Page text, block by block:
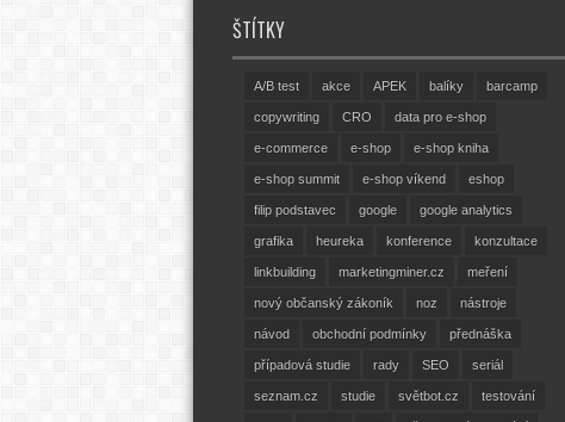
ŠTÍTKY
A/B test akce APEK balíky barcamp
copywriting CRO data pro e-shop
e-commerce e-shop e-shop kniha
e-shop summit e-shop víkend eshop
filip podstavec google google analytics
grafika heureka konference konzultace
linkbuilding marketingminer.cz meření
nový občanský zákoník noz nástroje
návod obchodní podmínky přednáška
případová studie rady SEO seriál
seznam.cz studie světbot.cz testování